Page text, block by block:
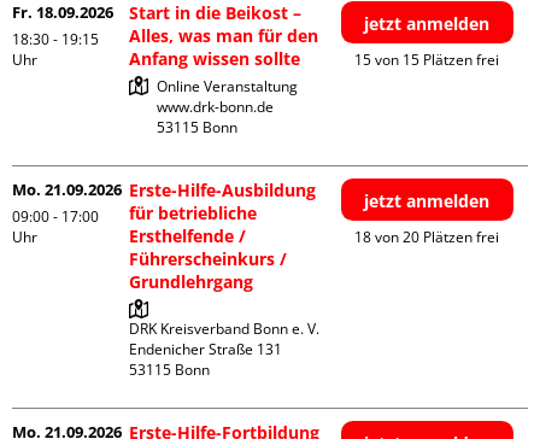
Fr. 18.09.2026
18:30 - 19:15
Uhr
Start in die Beikost –
Alles, was man für den
Anfang wissen sollte
Online Veranstaltung
www.drk-bonn.de
jetzt anmelden
15 von 15 Plätzen frei
Mo. 21.09.2026
09:00 - 17:00
Uhr
Erste-Hilfe-Ausbildung
für betriebliche
Ersthelfende /
Führerscheinkurs /
Grundlehrgang
DRK Kreisverband Bonn e. V.
Endenicher Straße 131
jetzt anmelden
18 von 20 Plätzen frei
Mo. 21.09.2026 Erste-Hilfe-Fortbildung